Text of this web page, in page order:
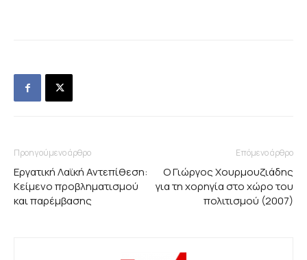
Προηγούμενο άρθρο
Εργατική Λαϊκή Αντεπίθεση:
Κείμενο προβληματισμού
και παρέμβασης
Επόμενο άρθρο
Ο Γιώργος Χουρμουζιάδης
για τη χορηγία στο χώρο του
πολιτισμού (2007)